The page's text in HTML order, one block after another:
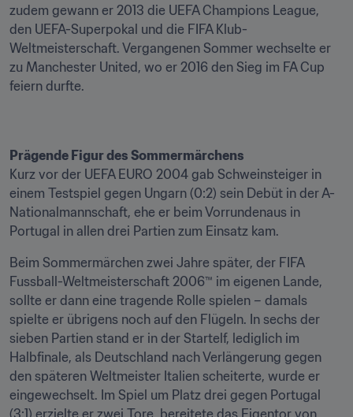
zudem gewann er 2013 die UEFA Champions League,
den UEFA-Superpokal und die FIFA Klub-
Weltmeisterschaft. Vergangenen Sommer wechselte er
zu Manchester United, wo er 2016 den Sieg im FA Cup
feiern durfte.
Prägende Figur des Sommermärchens
Kurz vor der UEFA EURO 2004 gab Schweinsteiger in
einem Testspiel gegen Ungarn (0:2) sein Debüt in der A-
Nationalmannschaft, ehe er beim Vorrundenaus in
Portugal in allen drei Partien zum Einsatz kam.
Beim Sommermärchen zwei Jahre später, der FIFA
Fussball-Weltmeisterschaft 2006™ im eigenen Lande,
sollte er dann eine tragende Rolle spielen – damals
spielte er übrigens noch auf den Flügeln. In sechs der
sieben Partien stand er in der Startelf, lediglich im
Halbfinale, als Deutschland nach Verlängerung gegen
den späteren Weltmeister Italien scheiterte, wurde er
eingewechselt. Im Spiel um Platz drei gegen Portugal
(3:1) erzielte er zwei Tore, bereitete das Eigentor von